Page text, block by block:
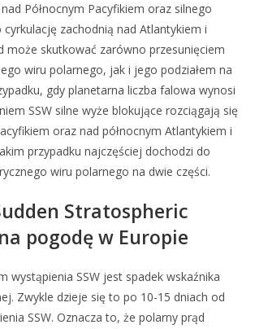
Północnym Pacyfikiem oraz silnego
zachodnią nad Atlantykiem i
może skutkować zarówno przesunięciem
wiru polarnego, jak i jego podziałem na
gdy planetarna liczba falowa wynosi
SSW silne wyże blokujące rozciągają się
oraz nad północnym Atlantykiem i
przypadku najczęściej dochodzi do
wiru polarnego na dwie części.
Stratospheric
pogodę w Europie
wystąpienia SSW jest spadek wskaźnika
Zwykle dzieje się to po 10-15 dniach od
SSW. Oznacza to, że polarny prąd